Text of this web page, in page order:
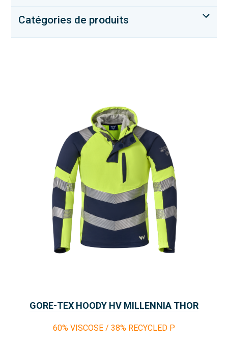
Catégories de produits
GORE-TEX HOODY HV MILLENNIA THOR
60% VISCOSE / 38% RECYCLED P